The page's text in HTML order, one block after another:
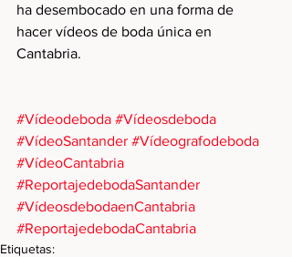
ha desembocado en una forma de
hacer vídeos de boda única en
Cantabria.
#Vídeodeboda #Vídeosdeboda
#VídeoSantander #Vídeografodeboda
#VídeoCantabria
#ReportajedebodaSantander
#VídeosdebodaenCantabria
#ReportajedebodaCantabria
Etiquetas: